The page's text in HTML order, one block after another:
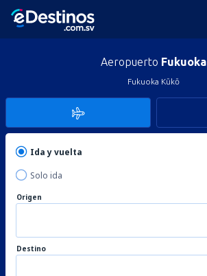
Aeropuerto Fukuoka
Fukuoka Kūkō
Ida y vuelta
Solo ida
Origen
Destino